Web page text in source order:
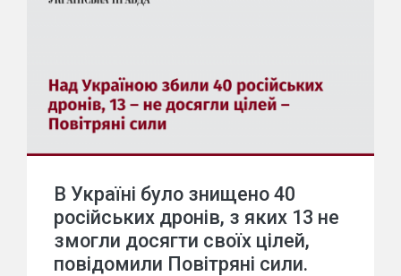
В Україні було знищено 40
російських дронів, з яких 13 не
змогли досягти своїх цілей,
повідомили Повітряні сили.